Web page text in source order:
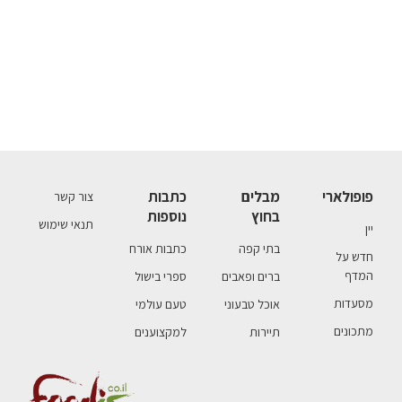
פופולארי
יין
חדש על
המדף
מסעדות
מתכונים
מבלים
בחוץ
בתי קפה
ברים ופאבים
אוכל טבעוני
תיירות
כתבות
נוספות
כתבות אורח
ספרי בישול
טעם עולמי
למקצוענים
צור קשר
תנאי שימוש